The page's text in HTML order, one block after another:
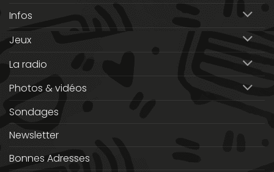
Infos
Jeux
La radio
Photos & vidéos
Sondages
Newsletter
Bonnes Adresses